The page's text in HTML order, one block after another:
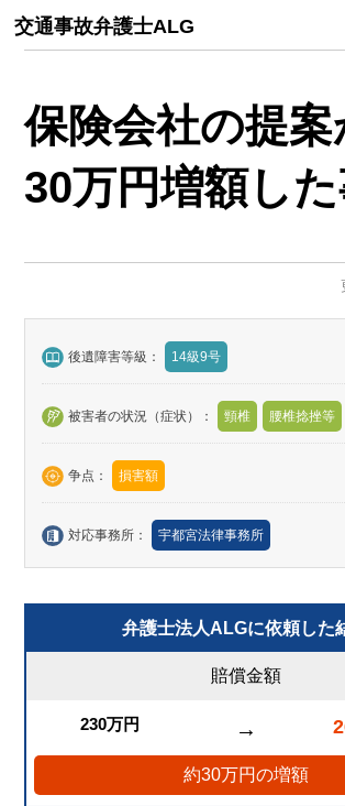
交通事故弁護士ALG
保険会社の提
30万円増額した
後遺障害等級： 14級9号
被害者の状況（症状）： 頸椎 腰椎捻挫等
争点： 損害額
対応事務所： 宇都宮法律事務所
弁護士法人ALGに依頼した
賠償金額
230万円 →
約30万円の増額